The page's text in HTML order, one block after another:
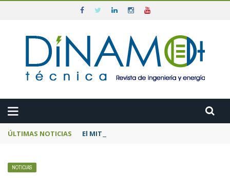
ÚLTIMAS NOTICIAS El MITECO prepara una subasta de 600
NOTICIAS